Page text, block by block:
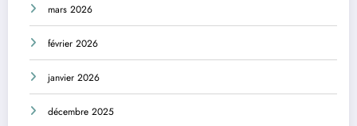
mars 2026
février 2026
janvier 2026
décembre 2025